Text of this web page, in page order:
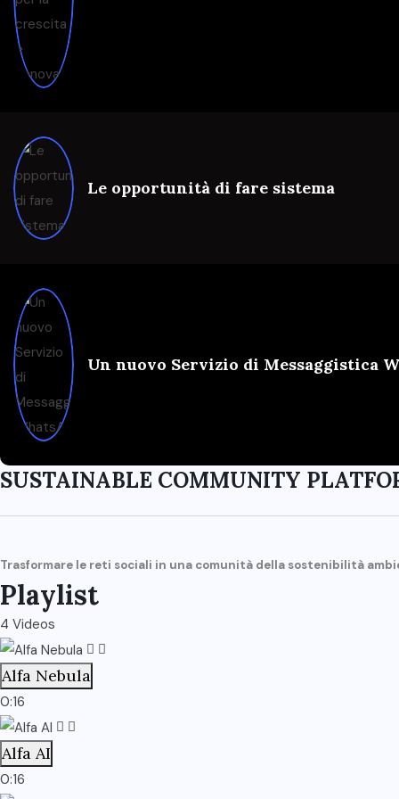
Le opportunità di fare sistema
Un nuovo Servizio di Messaggistica
SUSTAINABLE COMMUNITY
Trasformare le reti sociali in una comunità della sostenibilità
Playlist
4 Videos
Alfa Nebula
0:16
Alfa AI
0:16